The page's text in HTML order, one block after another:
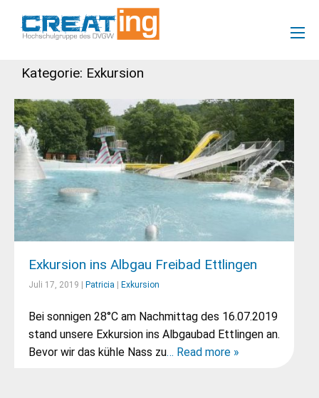
Kategorie: Exkursion
Exkursion ins Albgau Freibad Ettlingen
Juli 17, 2019 | Patricia Exkursion
Bei sonnigen 28°C am Nachmittag des 16.07.2019
stand unsere Exkursion ins Albgaubad Ettlingen an.
Bevor wir das kühle Nass zu… Read more »